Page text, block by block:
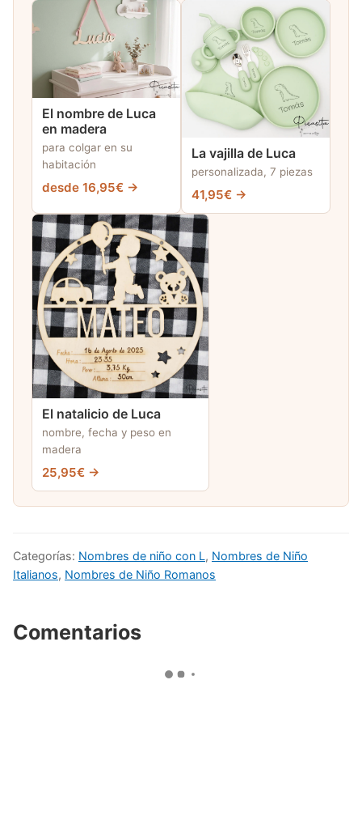
El nombre de Luca
en madera
para colgar en su
habitación
desde 16,95€ →
La vajilla de Luca
personalizada, 7 piezas
41,95€ →
El natalicio de Luca
nombre, fecha y peso en
madera
25,95€ →
Categorías: Nombres de niño con L, Nombres de Niño
Italianos, Nombres de Niño Romanos
Comentarios